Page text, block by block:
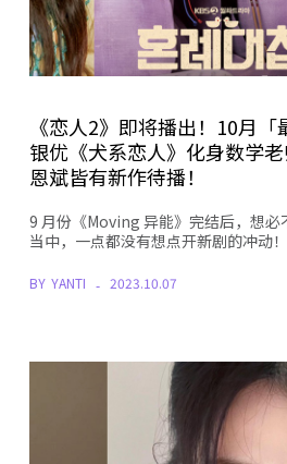
《恋人2》即将播出！10月
银优《犬系恋人》化身数学
恩斌皆有新作待播！
9 月份《Moving 异能》完结后，想必
当中，一点都没有想点开新剧的冲动
BY YANTI 2023.10.07